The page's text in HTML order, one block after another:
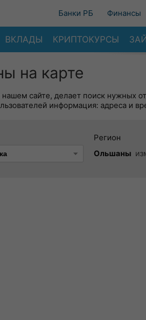
Банки РБ Финансы
ВКЛАДЫ КРИПТОКУРСЫ
на карте
сайте, делает поиск нужных
информация: адреса и
Регион
Ольшаны